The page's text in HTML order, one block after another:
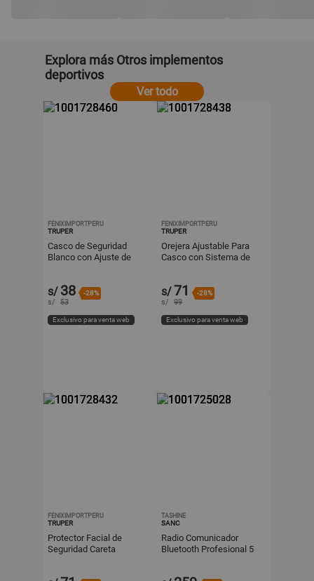
Explora más Otros implementos
deportivos
Ver todo
FENIXIMPORTPERU
TRUPER
Casco de Seguridad
Blanco con Ajuste de
s/ 38 -28%
s/ 53
Exclusivo para venta web
FENIXIMPORTPERU
TRUPER
Orejera Ajustable Para
Casco con Sistema de
s/71 -28%
s/ 99
Exclusivo para venta web
FENIXIMPORTPERU
TRUPER
Protector Facial de
Seguridad Careta
TASHINE
SANC
Radio Comunicador
Bluetooth Profesional 5